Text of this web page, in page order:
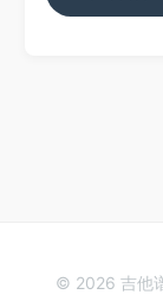
© 2026 吉他